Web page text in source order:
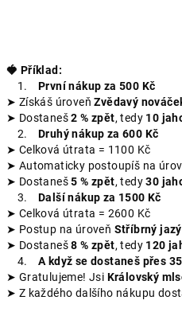
🍓 Příklad:
1. První nákup za 500 Kč
➤ Získáš úroveňZvědavý
➤ Dostaneš2 % zpět, tedy 10
2. Druhý nákup za 600 Kč
➤ Celková útrata = 1100 Kč
➤ Automaticky postoupíš na
➤ Dostaneš5 % zpět, tedy30
3. Další nákup za 1500 Kč
➤ Celková útrata = 2600 Kč
➤ Postup na úroveň Stříbrný
➤ Dostaneš8 % zpět, tedy 120
4. A když se dostaneš přes
➤ Gratulujeme! Jsi Královský
➤ Z každého dalšího nákupu